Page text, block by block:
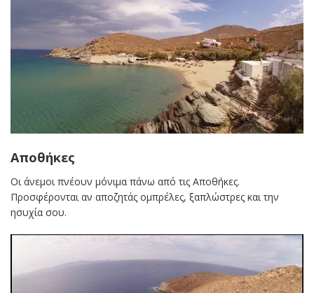
Αποθήκες
Οι άνεμοι πνέουν μόνιμα πάνω από τις Αποθήκες.
Προσφέρονται αν αποζητάς ομπρέλες, ξαπλώστρες και την
ησυχία σου.